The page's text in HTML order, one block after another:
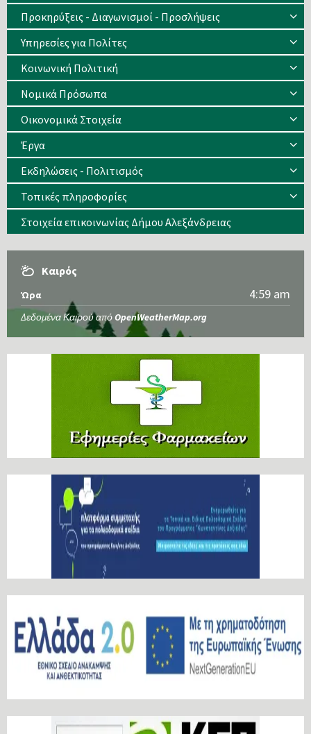
Προκηρύξεις - Διαγωνισμοί - Προσλήψεις
Υπηρεσίες για Πολίτες
Κοινωνική Πολιτική
Νομικά Πρόσωπα
Οικονομικά Στοιχεία
Έργα
Εκδηλώσεις - Πολιτισμός
Τοπικές πληροφορίες
Στοιχεία επικοινωνίας Δήμου Αλεξάνδρειας
Καιρός
Ώρα 4:59 am
Δεδομένα Καιρού από OpenWeatherMap.org